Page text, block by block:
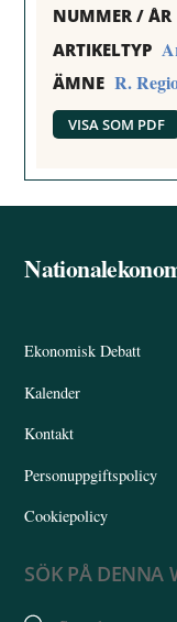
NUMMER / ÅR
ARTIKELTYP
ÄMNE R.
VISA SOM PDF
Ekonomisk Debatt
Kalender
Kontakt
Personuppgiftspolicy
Cookiepolicy
SÖK PÅ DENNA